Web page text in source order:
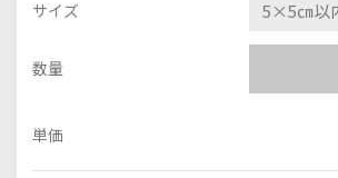
サイズ
数量
単価